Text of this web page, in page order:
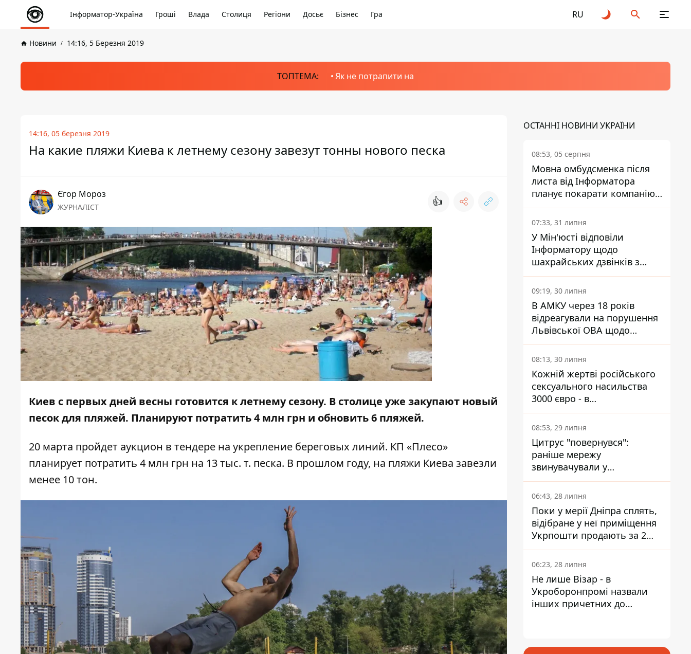
Інформатор-Україна Гроші Влада Столиця Регіони Досьє Бізнес Гра RU
Новини 14:16, 5 Березня 2019
ТОПТЕМА: Як не потрапити на
14:16, 05 березня 2019
На какие пляжи Киева к летнему сезону завезут тонны нового песка
Єгор Мороз
ЖУРНАЛІСТ 👍
Киев с первых дней весны готовится к летнему сезону. В столице уже закупают новый
песок для пляжей. Планируют потратить 4 млн грн и обновить 6 пляжей.
20 марта пройдет аукцион в тендере на укрепление береговых линий. КП «Плесо»
планирует потратить 4 млн грн на 13 тыс. т. песка. В прошлом году, на пляжи Киева завезли
менее 10 тон.
ОСТАННІ НОВИНИ УКРАЇНИ
08:53, 05 серпня
Мовна омбудсменка після
листа від Інформатора
планує покарати компанію-
підрядника ПриватБанку
07:33, 31 липня
У Мін'юсті відповіли
Інформатору щодо
шахрайських дзвінків з
камери Сумського СІЗО так,
що ніхто нічого не зрозумів
09:19, 30 липня
В АМКУ через 18 років
відреагували на порушення
Львівської ОВА щодо
харчування у закладах
освіти
08:13, 30 липня
Кожній жертві російського
сексуального насильства
3000 євро - в
Мінсоцполітики пояснили
Інформатору, звідки на це
гроші
08:53, 29 липня
Цитрус "повернувся":
раніше мережу
звинувачували у
контрабанді техніки та
ухиленні від сплати
податків
06:43, 28 липня
Поки у мерії Дніпра сплять,
відібране у неї приміщення
Укрпошти продають за 2
мільйони
06:23, 28 липня
Не лише Візар - в
Укроборонпромі назвали
інших причетних до